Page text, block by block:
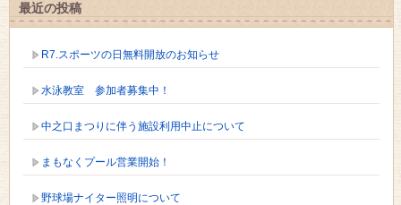
最近の投稿
R7.スポーツの日無料開放のお知らせ
水泳教室 参加者募集中！
中之口まつりに伴う施設利用中止について
まもなくプール営業開始！
野球場ナイター照明について